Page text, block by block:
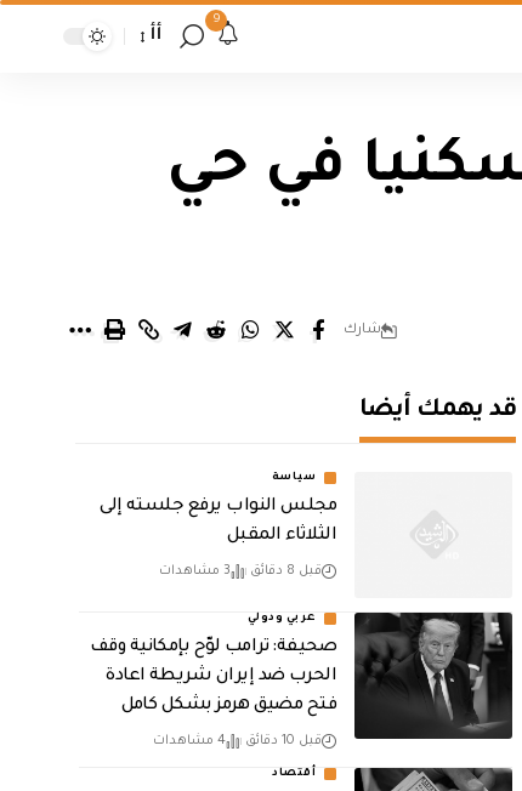
9
أأ
في حي
شارك
قد يهمك أيضا
سياسة
مجلس النواب يرفع جلسته إلى
الثلاثاء المقبل
قبل 8 دقائق 3 مشاهدات
عربي ودولي
صحيفة: ترامب لوّح بإمكانية وقف
الحرب ضد إيران شريطة اعادة
فتح مضيق هرمز بشكل كامل
قبل 10 دقائق 4 مشاهدات
أقتصاد